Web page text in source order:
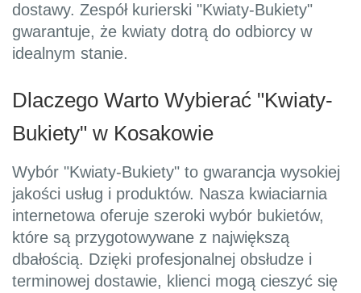
dostawy. Zespół kurierski "Kwiaty-Bukiety"
gwarantuje, że kwiaty dotrą do odbiorcy w
idealnym stanie.
Dlaczego Warto Wybierać "Kwiaty-
Bukiety" w Kosakowie
Wybór "Kwiaty-Bukiety" to gwarancja wysokiej
jakości usług i produktów. Nasza kwiaciarnia
internetowa oferuje szeroki wybór bukietów,
które są przygotowywane z największą
dbałością. Dzięki profesjonalnej obsłudze i
terminowej dostawie, klienci mogą cieszyć się